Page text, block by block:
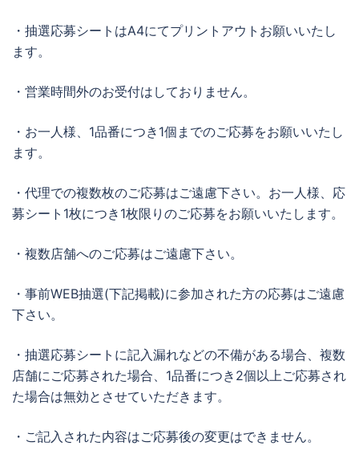
・抽選応募シートはA4にてプリントアウトお願いいたし
ます。
・営業時間外のお受付はしておりません。
・お一人様、1品番につき1個までのご応募をお願いいたし
ます。
・代理での複数枚のご応募はご遠慮下さい。お一人様、応
募シート1枚につき1枚限りのご応募をお願いいたします。
・複数店舗へのご応募はご遠慮下さい。
・事前WEB抽選(下記掲載)に参加された方の応募はご遠慮
下さい。
・抽選応募シートに記入漏れなどの不備がある場合、複数
店舗にご応募された場合、1品番につき2個以上ご応募され
た場合は無効とさせていただきます。
・ご記入された内容はご応募後の変更はできません。